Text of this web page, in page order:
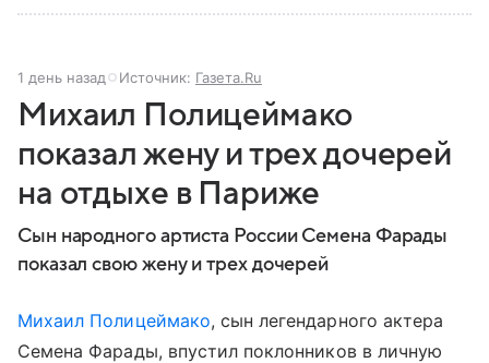
1 день назад Источник: Газета.Ru
Михаил Полицеймако
показал жену и трех дочерей
на отдыхе в Париже
Сын народного артиста России Семена Фарады
показал свою жену и трех дочерей
Михаил Полицеймако, сын легендарного актера
Семена Фарады, впустил поклонников в личную